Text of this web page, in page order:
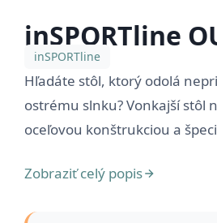
inSPORTline
inSPORTline
Hľadáte stôl, ktorý odolá
ostrému slnku? Vonkajší stôl
oceľovou konštrukciou a
Zobraziť celý popis